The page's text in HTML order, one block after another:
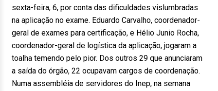
sexta-feira, 6, por conta das dificuldades vislumbradas
na aplicação no exame. Eduardo Carvalho, coordenador-
geral de exames para certificação, e Hélio Junio Rocha,
coordenador-geral de logística da aplicação, jogaram a
toalha temendo pelo pior. Dos outros 29 que anunciaram
a saída do órgão, 22 ocupavam cargos de coordenação.
Numa assembléia de servidores do Inep, na semana